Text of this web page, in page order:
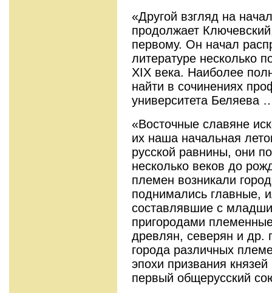
«Другой взгляд на
продолжает
первому. Он начал
литературе несколько
XIX века. Наиболее
найти в сочинениях
университета Беляева
«Восточные славяне
их наша начальная
русской равнины, они
несколько веков до
племен возникали
поднимались главные,
составлявшие с
пригородами
древлян, северян и др.
города различных
эпохи призвания
первый общерусский